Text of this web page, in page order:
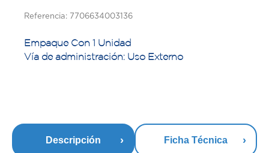
Referencia: 7706634003136
Empaque Con 1 Unidad
Vía de administración: Uso Externo
Descripción Ficha Técnica